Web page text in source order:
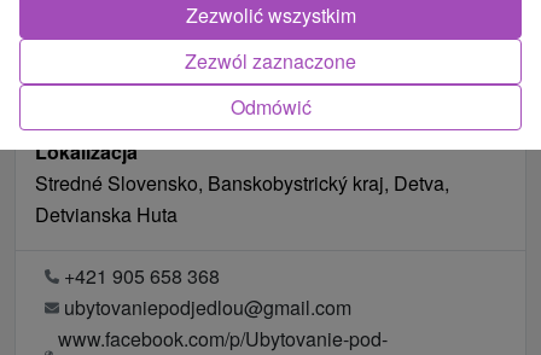
Lokalizacja
Stredné Slovensko, Banskobystrický kraj, Detva,
Detvianska Huta
+421 905 658 368
ubytovaniepodjedlou@gmail.com
www.facebook.com/p/Ubytovanie-pod-
Odmówić
Zezwól zaznaczone
Zezwolić wszystkim